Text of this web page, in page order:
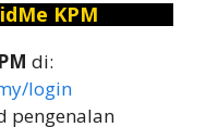
KPM
di:
login
pengenalan